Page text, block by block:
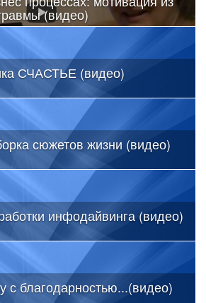
(видео)
СЧАСТЬЕ (видео)
сюжетов жизни (видео)
инфодайвинга (видео)
с благодарностью...(видео)